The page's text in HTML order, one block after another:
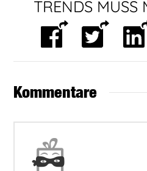
TRENDS MUSS
Kommentare